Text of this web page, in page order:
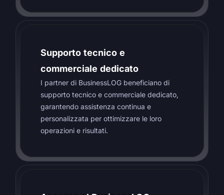
Supporto tecnico e
commerciale dedicato
I partner di BusinessLOG beneficiano di
supporto tecnico e commerciale dedicato,
garantendo assistenza continua e
personalizzata per ottimizzare le loro
operazioni e risultati.